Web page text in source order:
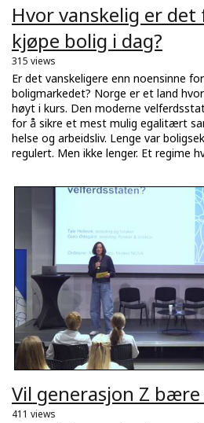
Hvor vanskelig er
kjøpe bolig i dag?
315 views
Er det vanskeligere enn noensinne
boligmarkedet? Norge er et land
høyt i kurs. Den moderne
for å sikre et mest mulig egalitært
helse og arbeidsliv. Lenge var
regulert. Men ikke lenger. Et regime
Vil generasjon Z
411 views